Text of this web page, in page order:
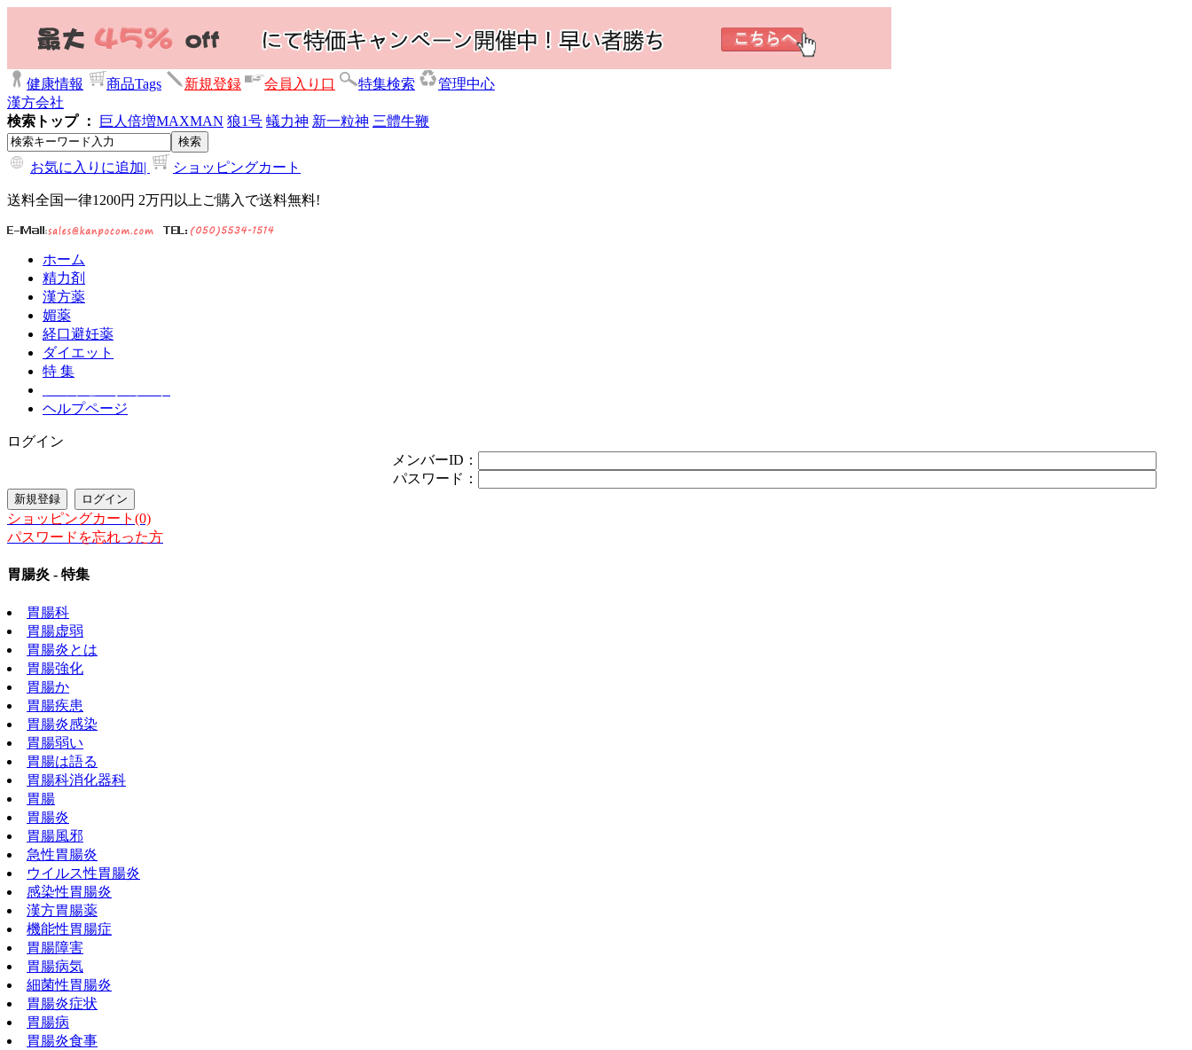
健康情報 商品Tags 新規登録 会員入り口 特集検索
管理中心
漢方会社
検索トップ ：
巨人倍増MAXMAN 狼1号 蟻力神 新一粒神 三體牛鞭
お気に入りに追加| ショッピングカート
送料全国一律1200円 2万円以上ご購入で送料無料!
ホーム
精力剤
漢方薬
媚薬
経口避妊薬
ダイエット
特 集
ヘルプページ
ログイン
メンバーID：
パスワード：
ショッピングカート(0)
パスワードを忘れった方
胃腸炎 - 特集
胃腸科
胃腸虚弱
胃腸炎とは
胃腸強化
胃腸か
胃腸疾患
胃腸炎感染
胃腸弱い
胃腸は語る
胃腸科消化器科
胃腸
胃腸炎
胃腸風邪
急性胃腸炎
ウイルス性胃腸炎
感染性胃腸炎
漢方胃腸薬
機能性胃腸症
胃腸障害
胃腸病気
細菌性胃腸炎
胃腸炎症状
胃腸病
胃腸炎食事